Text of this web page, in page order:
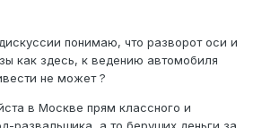
понимаю, что разворот оси и
как здесь, к ведению автомобиля
не может ?
в Москве прям классного и
развальщика, а то берущих деньги за